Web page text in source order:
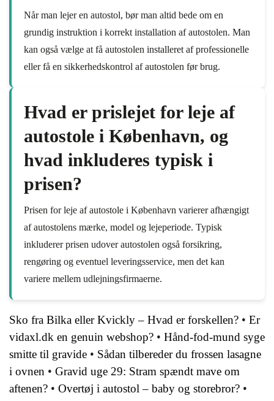
Når man lejer en autostol, bør man altid bede om en
grundig instruktion i korrekt installation af autostolen. Man
kan også vælge at få autostolen installeret af professionelle
eller få en sikkerhedskontrol af autostolen før brug.
Hvad er prislejet for leje af
autostole i København, og
hvad inkluderes typisk i
prisen?
Prisen for leje af autostole i København varierer afhængigt
af autostolens mærke, model og lejeperiode. Typisk
inkluderer prisen udover autostolen også forsikring,
rengøring og eventuel leveringsservice, men det kan
variere mellem udlejningsfirmaerne.
Sko fra Bilka eller Kvickly – Hvad er forskellen? • Er
vidaxl.dk en genuin webshop? • Hånd-fod-mund syge
smitte til gravide • Sådan tilbereder du frossen lasagne
i ovnen • Gravid uge 29: Stram spændt mave om
aftenen? • Overtøj i autostol – baby og storebror? •